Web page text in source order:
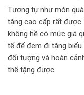
Tương tự như món
tặng cao cấp rất được
không hề có mức giá
tế để đem đi tặng
đối tượng và hoàn
thể tặng được.